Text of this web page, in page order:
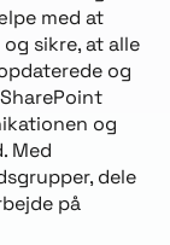
med at
sikre, at alle
og
og
Med
dele
på